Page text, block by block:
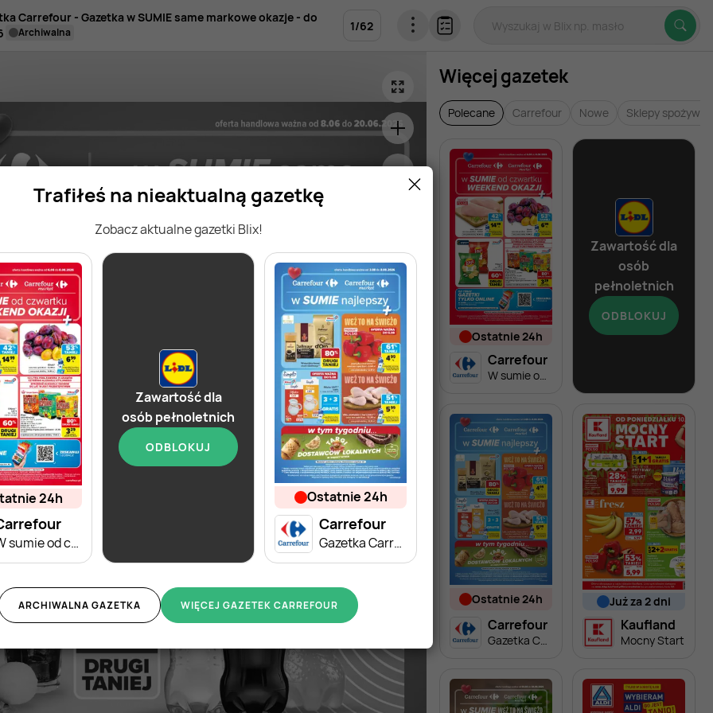
Trafiłeś na nieaktualną gazetkę
Zobacz aktualne gazetki Blix!
24h
W sumie od czwartku weekend okazji
Zawartość dla
osób pełnoletnich
ODBLOKUJ
ostatnie 24h
Carrefour
Gazetka Carrefour od poniedziałku
WIĘCEJ GAZETEK CARREFOUR
ARCHIWALNA GAZETKA
Carrefour - Gazetka w SUMIE same markowe okazje - do
archiwalna 1/62
Więcej gazetek
Polecane Carrefour Nowe Sklepy
ostatnie 24h
Carrefour
W sumie od czwartku weekend okazji
Zawartość dla
osób
pełnoletnich
ODBLOKUJ
od dziś
ostatnie 24h
Carrefour
Gazetka Carrefour od poniedziałku
już za 2 dni
Kaufland
Mocny Start